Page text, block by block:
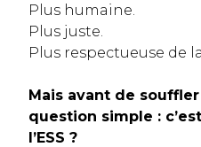
Plus humaine.
Plus juste.
Plus respectueuse de
Mais avant de
question simple :
l’ESS ?